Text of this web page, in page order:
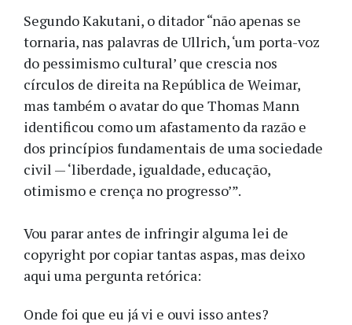
Segundo Kakutani, o ditador “não apenas se
tornaria, nas palavras de Ullrich, ‘um porta-voz
do pessimismo cultural’ que crescia nos
círculos de direita na República de Weimar,
mas também o avatar do que Thomas Mann
identificou como um afastamento da razão e
dos princípios fundamentais de uma sociedade
civil — ‘liberdade, igualdade, educação,
otimismo e crença no progresso’”.
Vou parar antes de infringir alguma lei de
copyright por copiar tantas aspas, mas deixo
aqui uma pergunta retórica:
Onde foi que eu já vi e ouvi isso antes?